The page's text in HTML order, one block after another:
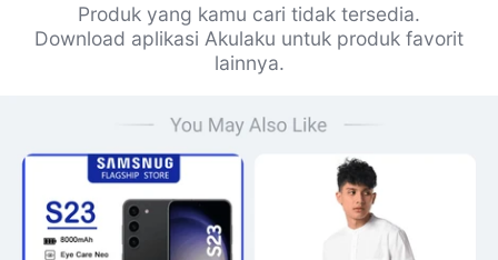
Produk yang kamu cari tidak tersedia.
Download aplikasi Akulaku untuk produk favorit
lainnya.